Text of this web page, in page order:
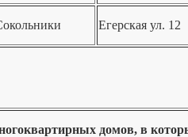
Егерская ул. 12
домов, в